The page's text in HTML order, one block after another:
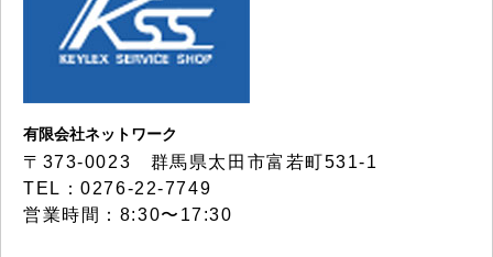
有限会社ネットワーク
〒373-0023 群馬県太田市富若町531-1
TEL：0276-22-7749
営業時間：8:30〜17:30